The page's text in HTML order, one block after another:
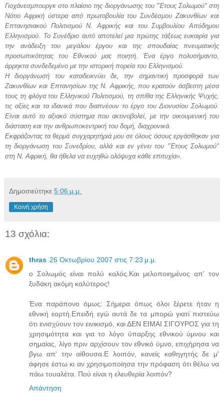
Γιοχάνεσμπουργκ στο πλαίσιο της διοργάνωσης του "Έτους Σολωμού" στη
Νότιο Αφρική ύστερα από πρωτοβουλία του Συνδέσμου Ζακυνθίων και
Επτανησιακού Πολιτισμού Ν. Αφρικής και του Συμβουλίου Απόδημου
Ελληνισμού. Το Συνέδριο αυτό αποτελεί μια πρώτης τάξεως ευκαιρία για
την ανάδειξη του μεγάλου έργου και της σπουδαίας πνευματικής
προσωπικότητας του Εθνικού μας ποιητή. Ένα έργο πολυσήμαντο,
άρρηκτα συνδεδεμένο με την ιστορική πορεία του Ελληνισμού.
Η διοργάνωσή του καταδεικνύει δε, την σημαντική προσφορά των
Ζακυνθίων και Επτανησίων της Ν. Αφρικής, που κρατούν άσβεστη μέσα
τους τη φλόγα του Ελληνικού Πολιτισμού, τη σπίθα της Ελληνικής Ψυχής,
τις αξίες και τα ιδανικά που διαπνέουν το έργο του Διονυσίου Σολωμού.
Είναι αυτό το αξιακό σύστημα που ακτινοβολεί, με την οικουμενική του
διάσταση και την ανθρωποκεντρική του δομή, διαχρονικά.
Εκφράζοντας τα θερμά συγχαρητήριά μου σε όλους όσους εργάσθηκαν για
τη διοργάνωση του Συνεδρίου, αλλά και εν γένει του "Έτους Σολωμού"
στη Ν. Αφρική, θα ήθελα να ευχηθώ ολόψυχα κάθε επιτυχία».
Δημοσιεύτηκε 5:06 μ.μ.
Κοινή χρήση
13 σχόλια:
thras 26 Οκτωβρίου 2007 στις 7:23 μ.μ.
o Σολωμός είναι πολύ καλός.Και μελοποιημένος απ' τον
ξυδάκη ακόμη καλύτερος!
Ένα παράπονο όμως: Σήμερα όπως όλοι ξέρετε ήταν η
εθνική εορτή.Επειδή εγώ αυτά δε τα μπορώ γιατί πιστεύω
ότι ενισχύουν τον εινικισμό, και ΔΕΝ ΕΙΜΑΙ ΣΙΓΟΥΡΟΣ για τη
χρησιμότητα και για το λόγο ύπαρξης εθνικού ύμνου και
σημαίας, λίγο πριν αρχίσουν τον εθνικό ύμνο, επιχήρησα να
βγω απ' την αίθουσα.Ε λοιπόν, κανείς καθηγητής δε μ'
άφησε έστω κι αν χρησιμοποίησα την πρόφαση ότι θέλω να
πάω τουαλέτα. Πού είναι η ελευθερία λοιπόν?
Απάντηση